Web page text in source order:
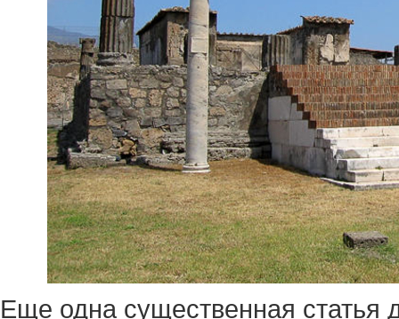
Еще одна существенная статья